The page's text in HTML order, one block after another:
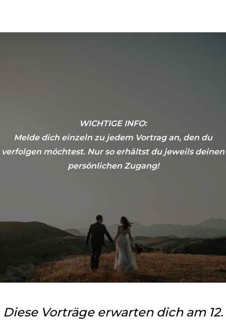
WICHTIGE INFO:
Melde dich einzeln zu jedem Vortrag an, den du
verfolgen möchtest. Nur so erhältst du jeweils deinen
persönlichen Zugang!
Diese Vorträge erwarten dich am 12.